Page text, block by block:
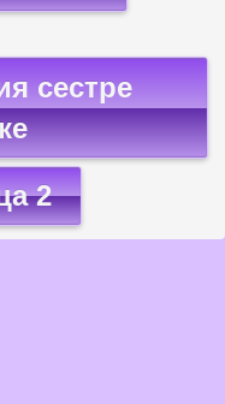
сестре
2